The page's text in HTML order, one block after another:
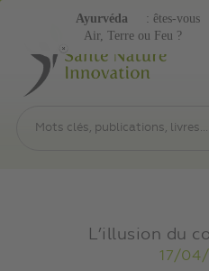
L’illusion du
17/
Air, Terre ou Feu ?
Ayurvéda : êtes-vous